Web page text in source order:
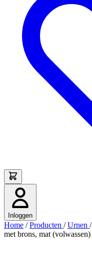
Inloggen
Home / Producten / Urnen /
met brons, mat (volwassen)